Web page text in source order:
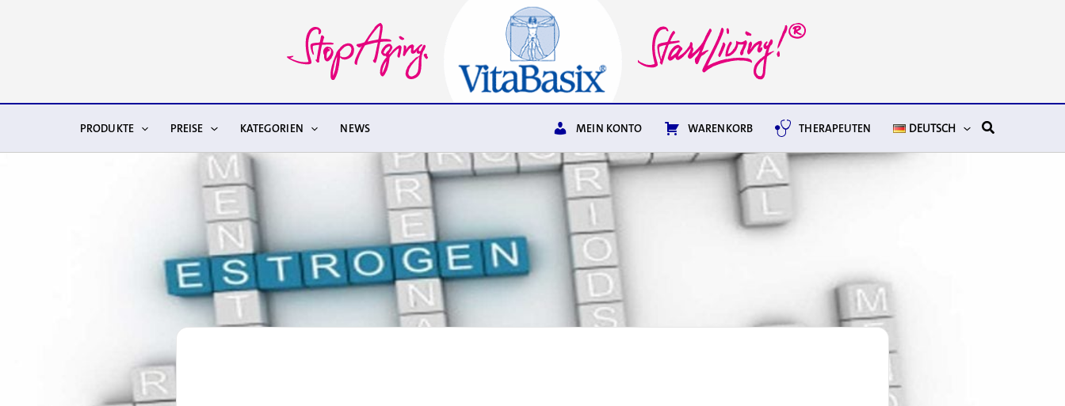
PRODUKTE PREISE KATEGORIEN NEWS MEIN KONTO WARENKORB THERAPEUTEN DEUTSCH Suchen